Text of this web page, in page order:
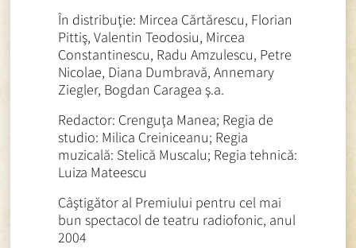
În distribuţie: Mircea Cărtărescu, Florian
Pittiş, Valentin Teodosiu, Mircea
Constantinescu, Radu Amzulescu, Petre
Nicolae, Diana Dumbravă, Annemary
Ziegler, Bogdan Caragea ş.a.
Redactor: Crenguţa Manea; Regia de
studio: Milica Creiniceanu; Regia
muzicală: Stelică Muscalu; Regia tehnică:
Luiza Mateescu
Câştigător al Premiului pentru cel mai
bun spectacol de teatru radiofonic, anul
2004